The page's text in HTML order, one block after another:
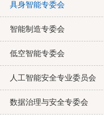
具身智能专委会
智能制造专委会
低空智能专委会
人工智能安全专业委员会
数据治理与安全专委会